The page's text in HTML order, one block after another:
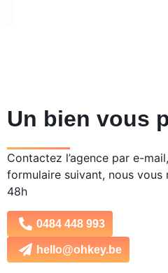
Un bien vous
Contactez l’agence par e-
formulaire suivant, nous
48h
0484 448 993
hello@ohkey.be